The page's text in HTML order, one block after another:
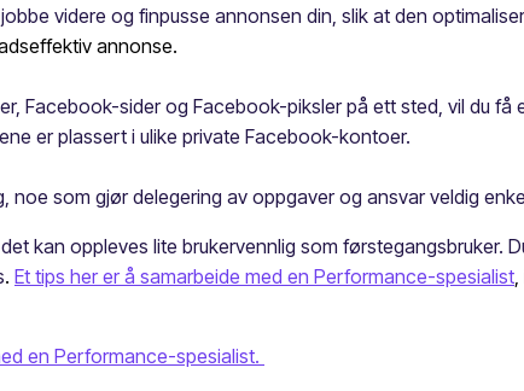
videre og finpusse annonsen din, slik at den
annonse.
Facebook-sider og Facebook-piksler på ett sted, vil du
er plassert i ulike private Facebook-kontoer.
noe som gjør delegering av oppgaver og ansvar veldig
kan oppleves lite brukervennlig som
. Et tips her er å samarbeide med en Performance-spesialist
en Performance-spesialist.